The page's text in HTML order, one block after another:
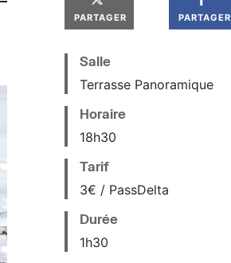
PARTAGER PARTAGER
Salle
Terrasse Panoramique
Horaire
18h30
Tarif
3€ / PassDelta
Durée
1h30